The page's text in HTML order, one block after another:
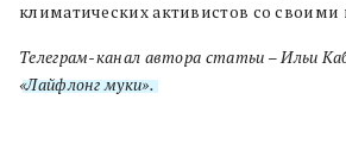
климатических активистов со своими
Телеграм-канал автора статьи –Ильи
«Лайфлонг муки».